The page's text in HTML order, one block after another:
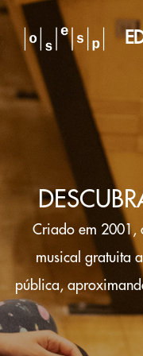
Pular [Cocoon] Slider style 2
Criado em 2001,
musical gratuita
pública,